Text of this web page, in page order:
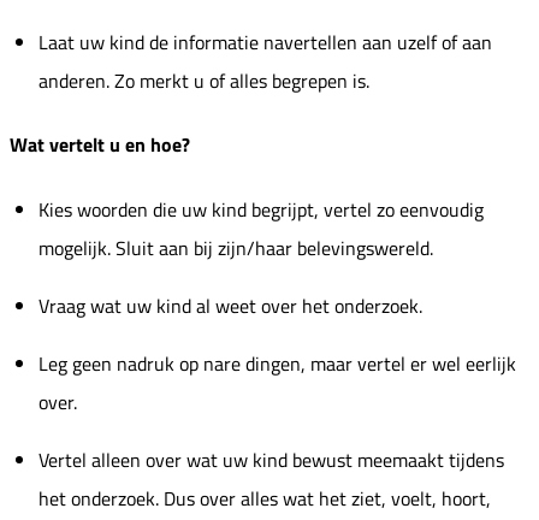
Laat uw kind de informatie navertellen aan uzelf of aan
anderen. Zo merkt u of alles begrepen is.
Wat vertelt u en hoe?
Kies woorden die uw kind begrijpt, vertel zo eenvoudig
mogelijk. Sluit aan bij zijn/haar belevingswereld.
Vraag wat uw kind al weet over het onderzoek.
Leg geen nadruk op nare dingen, maar vertel er wel eerlijk
over.
Vertel alleen over wat uw kind bewust meemaakt tijdens
het onderzoek. Dus over alles wat het ziet, voelt, hoort,